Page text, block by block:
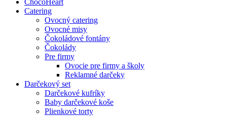
ChocoHeart
Catering
Ovocný catering
Ovocné misy
Čokoládové fontány
Čokolády
Pre firmy
Ovocie pre firmy a školy
Reklamné darčeky
Darčekový set
Darčekové kufríky
Baby darčekové koše
Plienkové torty